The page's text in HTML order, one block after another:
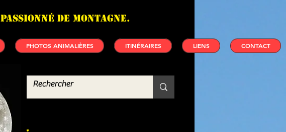
de montagne.
PHOTOS ANIMALIÈRES ITINÉRAIRES LIENS CONTACT